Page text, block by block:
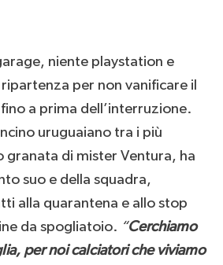
niente playstation e
per non vanificare il
a prima dell’interruzione.
uruguaiano tra i più
granata di mister Ventura, ha
suo e della squadra,
alla quarantena e allo stop
da spogliatoio. “Cerchiamo
per noi calciatori che viviamo